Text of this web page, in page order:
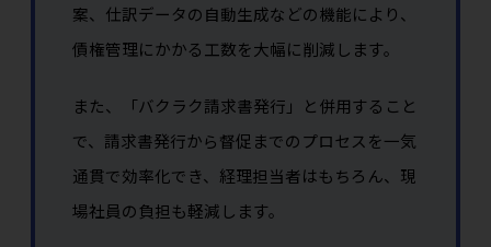
案、仕訳データの自動生成などの機能により、
債権管理にかかる工数を大幅に削減します。
また、「バクラク請求書発行」と併用すること
で、請求書発行から督促までのプロセスを一気
通貫で効率化でき、経理担当者はもちろん、現
場社員の負担も軽減します。